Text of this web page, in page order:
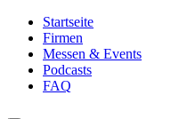
Startseite
Firmen
Messen & Events
Podcasts
FAQ